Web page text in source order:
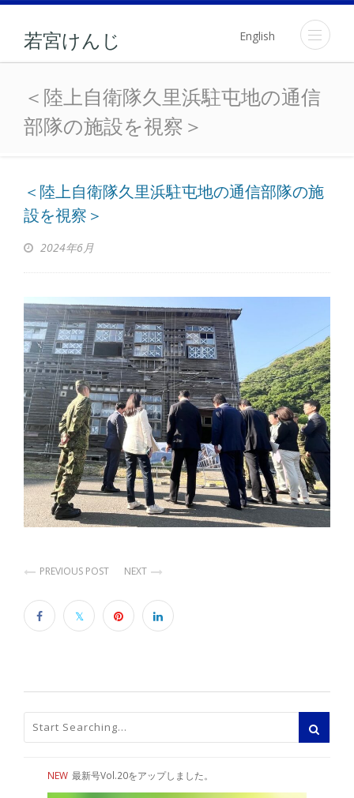
若宮けんじ English
＜陸上自衛隊久里浜駐屯
＜陸上自衛隊久里浜駐屯地の通信
部隊の施設を視察＞
＜陸上自衛隊久里浜駐屯地の通信部隊の施
設を視察＞
2024年6月
PREVIOUS POST NEXT
NEW 最新号Vol.20をアップしました。